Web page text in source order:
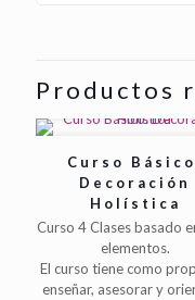
Productos
Curso
Decoración
Holística
Curso 4 Clases basado
elementos.
El curso tiene como
enseñar, asesorar y